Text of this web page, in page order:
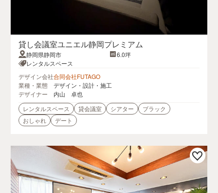
貸し会議室ユニエル静岡プレミアム
静岡県静岡市
6.0坪
レンタルスペース
デザイン会社合同会社FUTAGO
業種・業態
デザイン・設計・施工
デザイナー
内山 卓也
レンタルスペース
貸会議室 シアター
ブラック
おしゃれ
デート